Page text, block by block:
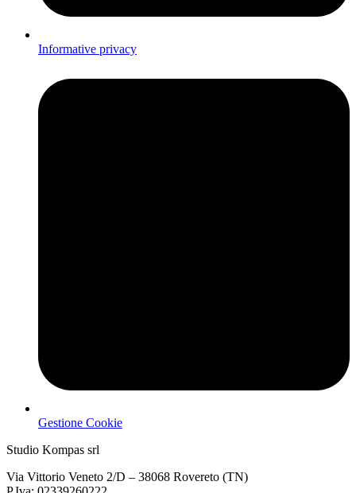
Informative privacy
Gestione Cookie
Studio Kompas srl
Via Vittorio Veneto 2/D – 38068 Rovereto (TN)